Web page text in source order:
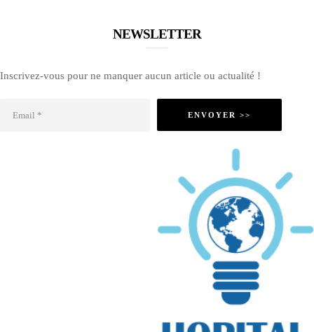
NEWSLETTER
Inscrivez-vous pour ne manquer aucun article ou actualité !